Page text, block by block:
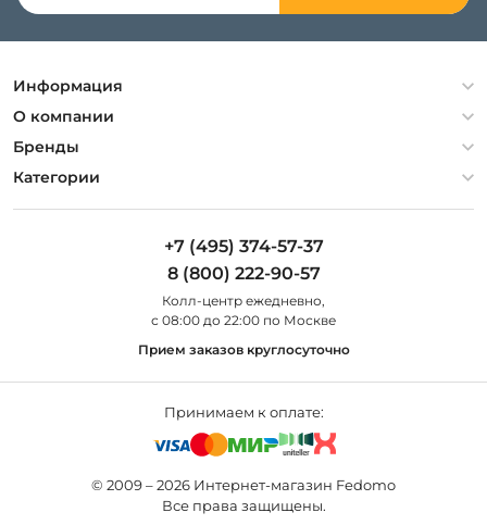
Информация
Политика конфиденциальности
Гарантия
Оплата и доставка
О компании
О компании
Контакты
Бренды
Artelamp
Категории
Люстры
Уличные светильники
+7 (495) 374-57-37
8 (800) 222-90-57
Колл-центр eжедневно,
с 08:00 до 22:00 по Москве
Прием заказов круглосуточно
Принимаем к оплате:
© 2009 – 2026 Интернет-магазин Fedomo
Все права защищены.